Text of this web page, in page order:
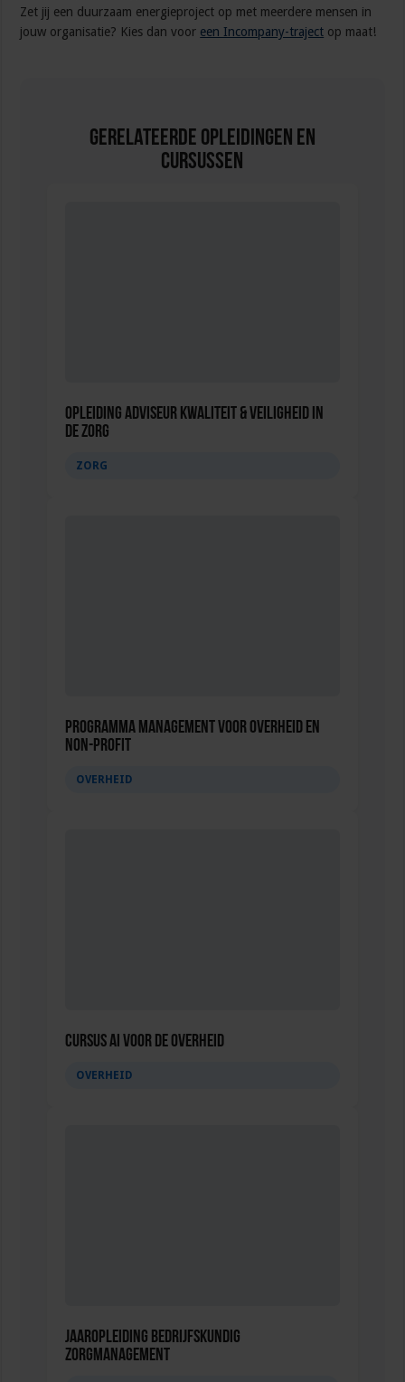
Zet jij een duurzaam energieproject op met meerdere mensen in
jouw organisatie? Kies dan voor een Incompany-traject op maat!
Gerelateerde Opleidingen en
Cursussen
Opleiding Adviseur Kwaliteit & Veiligheid in
de zorg
ZORG
Programma Management voor overheid en
non-profit
OVERHEID
Cursus AI voor de overheid
OVERHEID
Jaaropleiding Bedrijfskundig
Zorgmanagement